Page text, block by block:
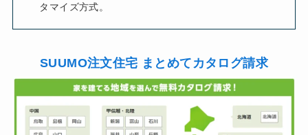
タマイズ方式。
SUUMO注文住宅 まとめてカタログ請求